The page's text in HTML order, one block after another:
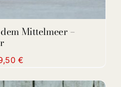
Mittelmeer –
€